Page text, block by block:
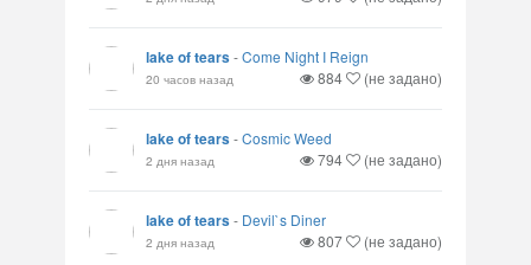
lake of tears-Come Night I Reign
20 часов назад 884 (не задано)
lake of tears-Cosmic Weed
2 дня назад 794 (не задано)
lake of tears- Devil`s Diner
2 дня назад 807 (не задано)